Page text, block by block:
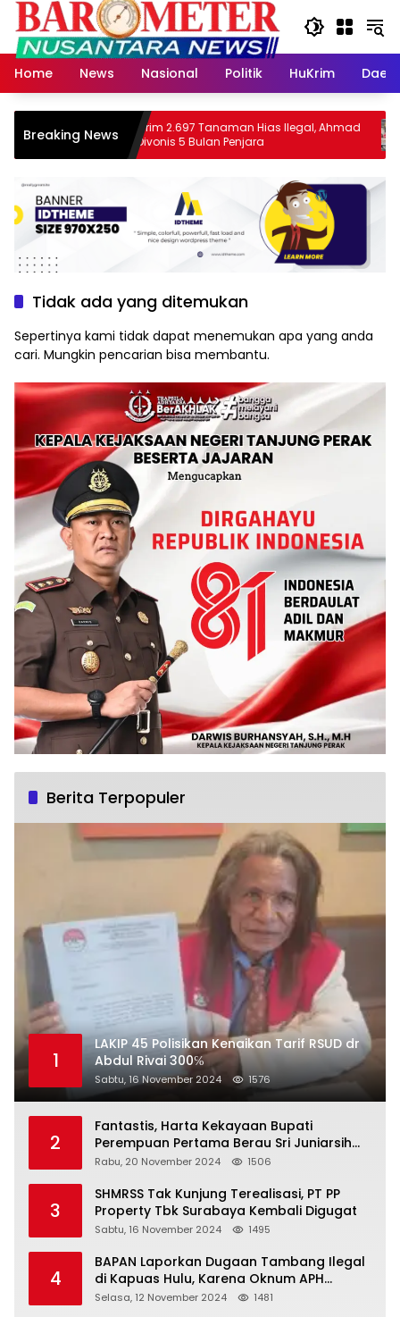
Langsung
konten
Home
News Nasional Politik HuKrim
Breaking NewsKirim 2.697 Tanaman Hias Ilegal, Ahmad
Divonis 5 Bulan Penjara
Tidak ada yang ditemukan
Sepertinya kami tidak dapat menemukan apa yang anda
cari. Mungkin pencarian bisa membantu.
Berita Terpopuler
1
LAKIP 45 Polisikan Kenaikan Tarif RSUD dr
Abdul Rivai 300℅
Sabtu, 16 November 2024 1576
2
Fantastis, Harta Kekayaan Bupati
Perempuan Pertama Berau Sri Juniarsih
Mas Naik Rp20 Miliar Selama Menjabat
Rabu, 20 November 2024 1506
3
SHMRSS Tak Kunjung Terealisasi, PT PP
Property Tbk Surabaya Kembali Digugat
Sabtu, 16 November 2024 1495
4
BAPAN Laporkan Dugaan Tambang Ilegal
di Kapuas Hulu, Karena Oknum APH
Intimidasi Masyarakat
Selasa, 12 November 2024 1481